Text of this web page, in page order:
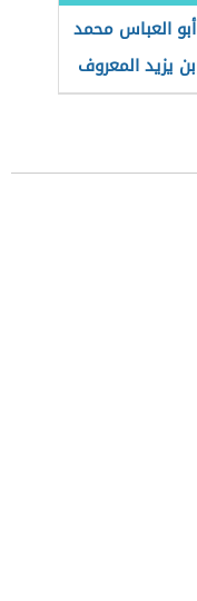
أبو العباس محمد
بن يزيد المعروف
بالمُبَرِّد